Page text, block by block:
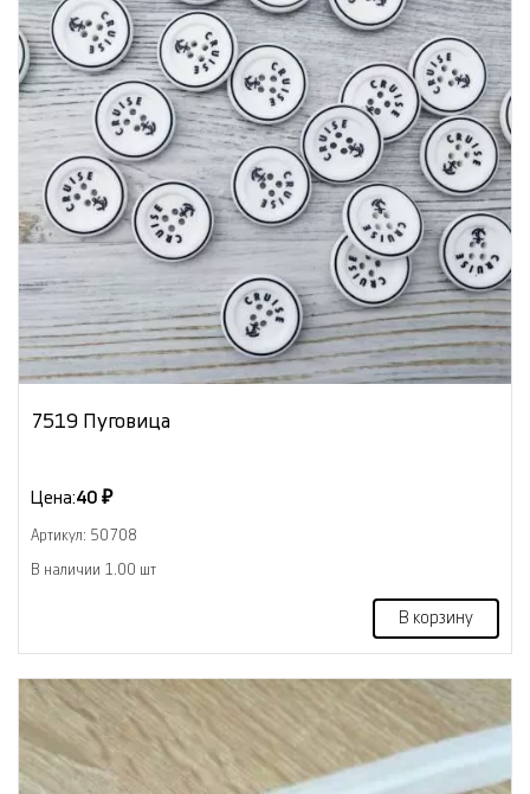
7519 Пуговица
Цена:40 ₽
Артикул: 50708
В наличии 1.00 шт
В корзину